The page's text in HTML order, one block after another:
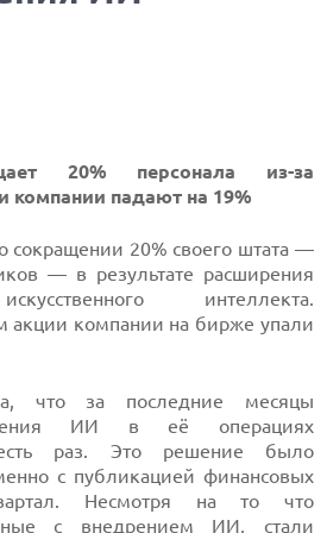
20% персонала из-за
компании падают на 19%
сокращении 20% своего штата —
— в результате расширения
интеллекта.
акции компании на бирже упали
что за последние месяцы
ИИ в её операциях
раз. Это решение было
с публикацией финансовых
Несмотря на то что
с внедрением ИИ, стали